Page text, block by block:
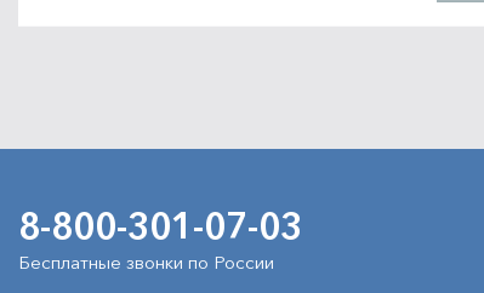
8-800-301-07-03
Бесплатные звонки по России